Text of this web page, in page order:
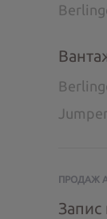
Jumper
ПРОДАЖ
Запис